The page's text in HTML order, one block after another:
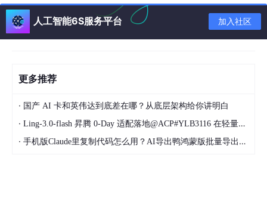
人工智能6S服务平台 加入社区
更多推荐
· 国产 AI 卡和英伟达到底差在哪？从底层架构给你讲明白
· Ling‑3.0‑flash 昇腾 0‑Day 适配落地@ACP#YLB3116 在轻量化国产算力矩阵中的存储机会与落地场景
· 手机版Claude里复制代码怎么用？AI导出鸭鸿蒙版批量导出无损搞定